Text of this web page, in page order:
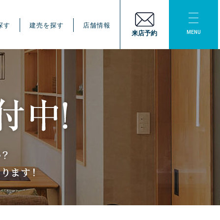
す 建売を探す
店舗情報
来店予約
MENU